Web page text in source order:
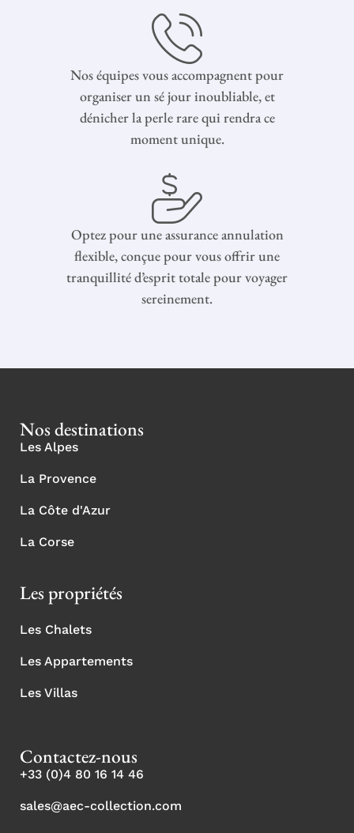
Nos équipes vous accompagnent pour
organiser un sé jour inoubliable, et
dénicher la perle rare qui rendra ce
moment unique.
Optez pour une assurance annulation
flexible, conçue pour vous offrir une
tranquillité d’esprit totale pour voyager
sereinement.
Nos destinations
Les Alpes
La Provence
La Côte d'Azur
La Corse
Les propriétés
Les Chalets
Les Appartements
Les Villas
Contactez-nous
+33 (0)4 80 16 14 46
sales@aec-collection.com